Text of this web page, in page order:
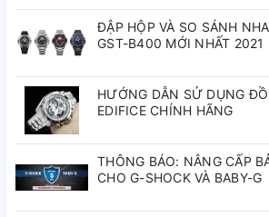
Loại máy:Eco-Drive
Khoáng
Không Gỉ Mạ Vàng PVD
Size
Độ dầy:8mm
ngày,
đồng hồ citizen, đồng hồ nam citizen,
ĐẬP HỘP VÀ SO SÁNH
GST-B400 MỚI NHẤT 2021
HƯỚNG DẪN SỬ DỤNG
EDIFICE CHÍNH HÃNG
THÔNG BÁO: NÂNG CẤP
CHO G-SHOCK VÀ BABY-G